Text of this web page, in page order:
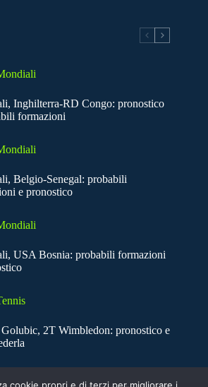
Inghilterra-RD Congo: pronostico
formazioni
Belgio-Senegal: probabili
e pronostico
USA Bosnia: probabili formazioni
2T Wimbledon: pronostico e